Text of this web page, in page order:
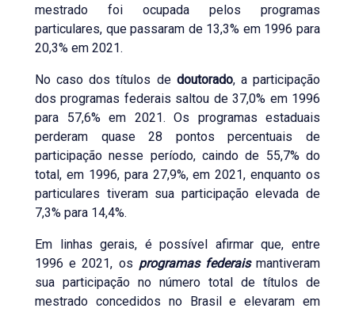
mestrado foi ocupada pelos programas
particulares, que passaram de 13,3% em 1996 para
20,3% em 2021.
No caso dos títulos de doutorado, a participação
dos programas federais saltou de 37,0% em 1996
para 57,6% em 2021. Os programas estaduais
perderam quase 28 pontos percentuais de
participação nesse período, caindo de 55,7% do
total, em 1996, para 27,9%, em 2021, enquanto os
particulares tiveram sua participação elevada de
7,3% para 14,4%.
Em linhas gerais, é possível afirmar que, entre
1996 e 2021, os programas federaismantiveram
sua participação no número total de títulos de
mestrado concedidos no Brasil e elevaram em